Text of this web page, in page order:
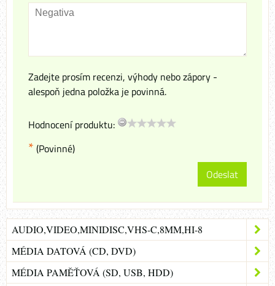
Zadejte prosím recenzi, výhody nebo zápory -
alespoň jedna položka je povinná.
Hodnocení produktu:
* (Povinné)
Odeslat
AUDIO,VIDEO,MINIDISC,VHS-C,8MM,HI-8
MÉDIA DATOVÁ (CD, DVD)
MÉDIA PAMĚŤOVÁ (SD, USB, HDD)